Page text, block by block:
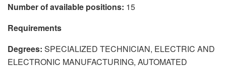
Number of available positions: 15
Requirements
Degrees: SPECIALIZED TECHNICIAN, ELECTRIC AND
ELECTRONIC MANUFACTURING, AUTOMATED